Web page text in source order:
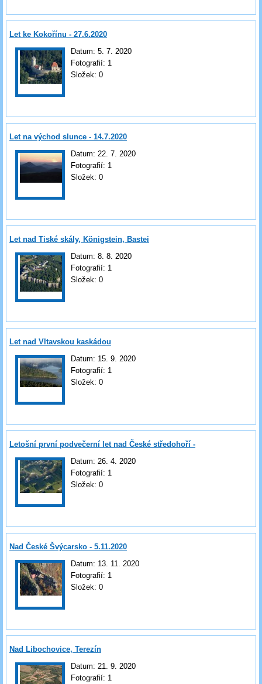
Let ke Kokořínu - 27.6.2020
Datum: 5. 7. 2020
Fotografií: 1
Složek: 0
Let na východ slunce - 14.7.2020
Datum: 22. 7. 2020
Fotografií: 1
Složek: 0
Let nad Tiské skály, Königstein, Bastei
Datum: 8. 8. 2020
Fotografií: 1
Složek: 0
Let nad Vltavskou kaskádou
Datum: 15. 9. 2020
Fotografií: 1
Složek: 0
Letošní první podvečerní let nad České středohoří -
23.4.2020
Datum: 26. 4. 2020
Fotografií: 1
Složek: 0
Nad České Švýcarsko - 5.11.2020
Datum: 13. 11. 2020
Fotografií: 1
Složek: 0
Nad Libochovice, Terezín
Datum: 21. 9. 2020
Fotografií: 1